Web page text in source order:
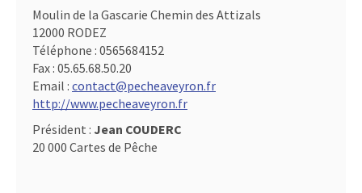
Moulin de la Gascarie Chemin des Attizals
12000 RODEZ
Téléphone : 0565684152
Fax : 05.65.68.50.20
Email : contact@pecheaveyron.fr
http://www.pecheaveyron.fr
Président : Jean COUDERC
20 000 Cartes de Pêche